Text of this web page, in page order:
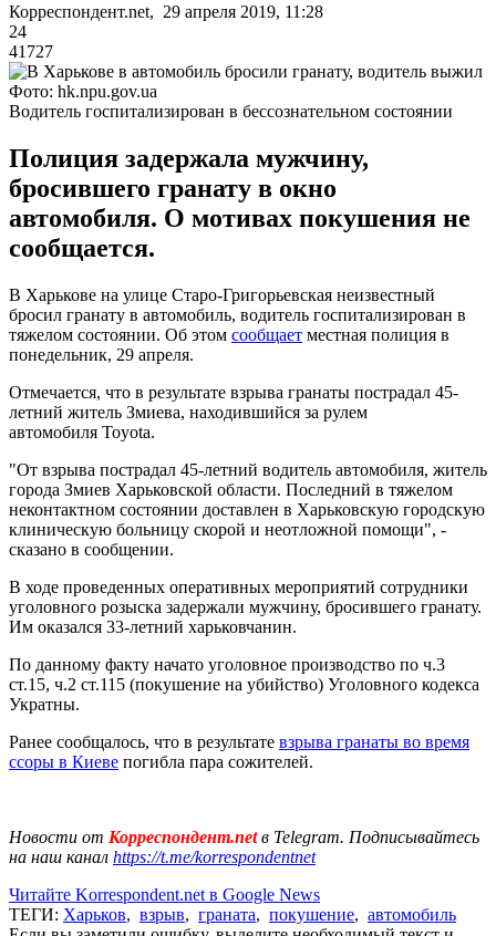
Корреспондент.net, 29 апреля 2019, 11:28
24
41727
Фото: hk.npu.gov.ua
Водитель госпитализирован в бессознательном состоянии
Полиция задержала мужчину,
бросившего гранату в окно
автомобиля. О мотивах покушения не
сообщается.
В Харькове на улице Старо-Григорьевская неизвестный
бросил гранату в автомобиль, водитель госпитализирован в
тяжелом состоянии. Об этом сообщает местная полиция в
понедельник, 29 апреля.
Отмечается, что в результате взрыва гранаты пострадал 45-
летний житель Змиева, находившийся за рулем
автомобиля Toyota.
"От взрыва пострадал 45-летний водитель автомобиля, житель
города Змиев Харьковской области. Последний в тяжелом
неконтактном состоянии доставлен в Харьковскую городскую
клиническую больницу скорой и неотложной помощи", -
сказано в сообщении.
В ходе проведенных оперативных мероприятий сотрудники
уголовного розыска задержали мужчину, бросившего гранату.
Им оказался 33-летний харьковчанин.
По данному факту начато уголовное производство по ч.3
ст.15, ч.2 ст.115 (покушение на убийство) Уголовного кодекса
Укратны.
Ранее сообщалось, что в результате взрыва гранаты во время
ссоры в Киеве погибла пара сожителей.
Новости от Корреспондент.netв Telegram. Подписывайтесь
на наш канал https://t.me/korrespondentnet
Читайте Korrespondent.net в Google News
ТЕГИ: Харьков, взрыв, граната, покушение, автомобиль